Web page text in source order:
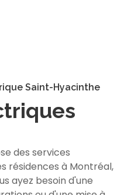
Saint-Hyacinthe
des services
résidences à Montréal,
ayez besoin d'une